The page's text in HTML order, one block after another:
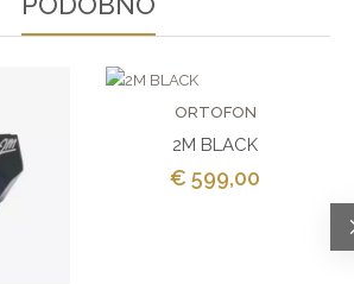
ORTOFON
2M BLACK
€ 599,00